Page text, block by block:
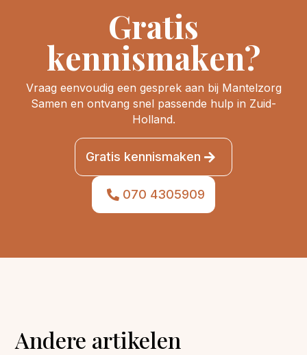
Gratis
kennismaken?
Vraag eenvoudig een gesprek aan bij Mantelzorg
Samen en ontvang snel passende hulp in Zuid-
Holland.
Gratis kennismaken
070 4305909
Andere artikelen